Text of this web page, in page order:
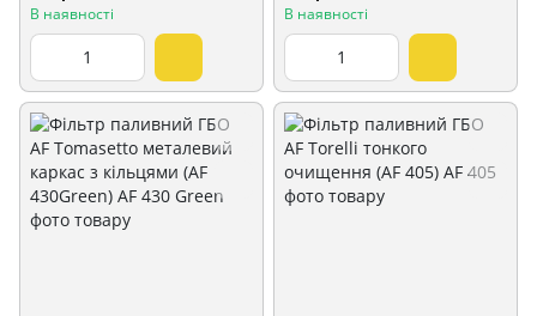
В наявності В наявності